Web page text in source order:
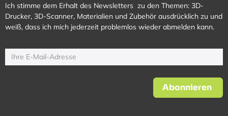
Ich stimme dem Erhalt des Newsletters zu den Themen: 3D-
Drucker, 3D-Scanner, Materialien und Zubehör ausdrücklich zu und
weiß, dass ich mich jederzeit problemlos wieder abmelden kann.
Abonnieren